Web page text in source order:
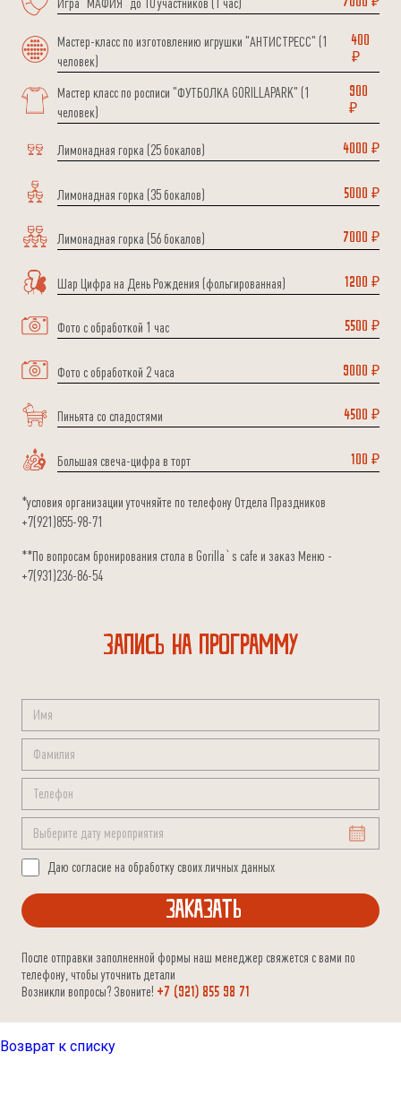
запись на программу
Даю согласие на обработку своих личных данных
После отправки заполненной формы наш менеджер свяжется с вами по
телефону, чтобы уточнить детали
Возникли вопросы? Звоните! +7 (921) 855 98 71
Игра "МАФИЯ" до 10 участников (1 час) 7000 ₽
Мастер-класс по изготовлению игрушки "АНТИСТРЕСС" (1
человек)
400
₽
Мастер класс по росписи "ФУТБОЛКА GORILLAPARK" (1
человек)
900
₽
Лимонадная горка (25 бокалов) 4000 ₽
Лимонадная горка (35 бокалов) 5000 ₽
Лимонадная горка (56 бокалов) 7000 ₽
Шар Цифра на День Рождения (фольгированная) 1200 ₽
Фото с обработкой 1 час 5500 ₽
Фото с обработкой 2 часа 9000 ₽
Пиньята со сладостями 4500 ₽
Большая свеча-цифра в торт 100 ₽
*условия организации уточняйте по телефону Отдела Праздников
+7(921)855-98-71
**По вопросам бронирования стола в Gorilla`s cafe и заказ Меню -
+7(931)236-86-54
Возврат к списку